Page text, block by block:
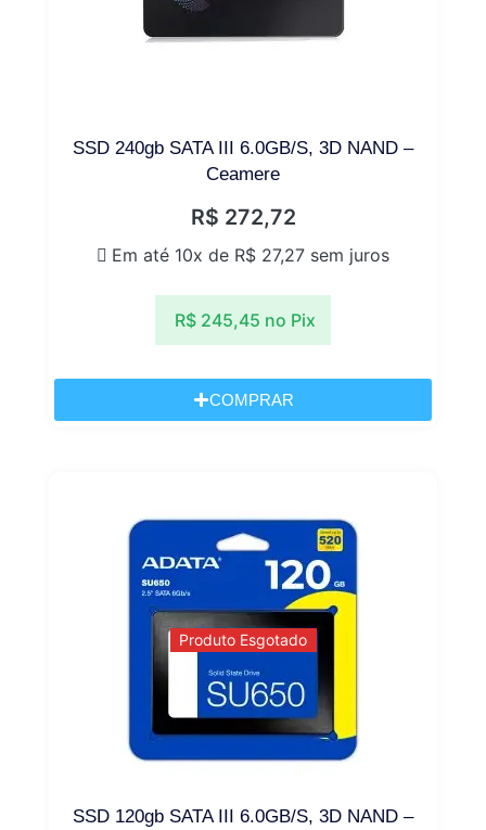
SSD 240gb SATA III 6.0GB/S, 3D NAND –
Ceamere
R$ 272,72
Em até 10x de R$ 27,27 sem juros
R$ 245,45 no Pix
COMPRAR
Produto Esgotado
SSD 120gb SATA III 6.0GB/S, 3D NAND –